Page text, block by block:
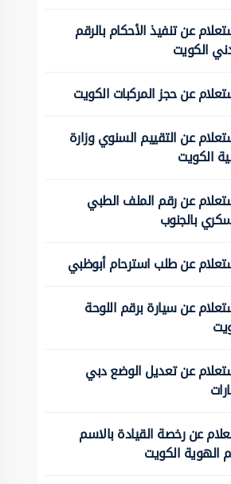
عن تنفيذ الأحكام بالرقم
الكويت
عن حجز المركبات الكويت
عن التقييم السنوي وزارة
الكويت
عن رقم الملف الطبي
بالجنوب
عن طلب استرحام أبوظبي
عن سيارة برقم اللوحة
عن تعديل الوضع دبي
عن رخصة القيادة بالاسم
الهوية الكويت